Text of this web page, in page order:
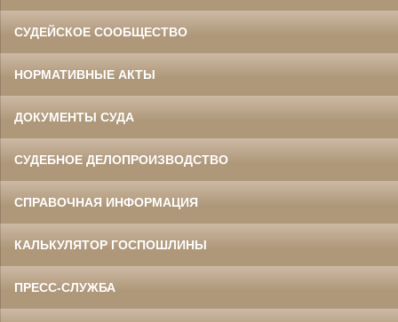
СУДЕЙСКОЕ СООБЩЕСТВО
НОРМАТИВНЫЕ АКТЫ
ДОКУМЕНТЫ СУДА
СУДЕБНОЕ ДЕЛОПРОИЗВОДСТВО
СПРАВОЧНАЯ ИНФОРМАЦИЯ
КАЛЬКУЛЯТОР ГОСПОШЛИНЫ
ПРЕСС-СЛУЖБА